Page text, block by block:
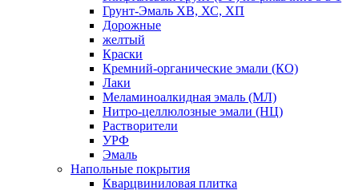
Грунт-Эмаль ХВ, ХС, ХП
Дорожные
желтый
Краски
Кремний-органические эмали (КО)
Лаки
Меламиноалкидная эмаль (МЛ)
Нитро-целлюлозные эмали (НЦ)
Растворители
УРФ
Эмаль
Напольные покрытия
Кварцвиниловая плитка